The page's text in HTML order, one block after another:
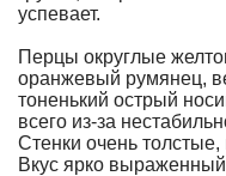
успевает.
Перцы округлые
оранжевый румянец,
тоненький острый
всего из-за
Стенки очень
Вкус ярко